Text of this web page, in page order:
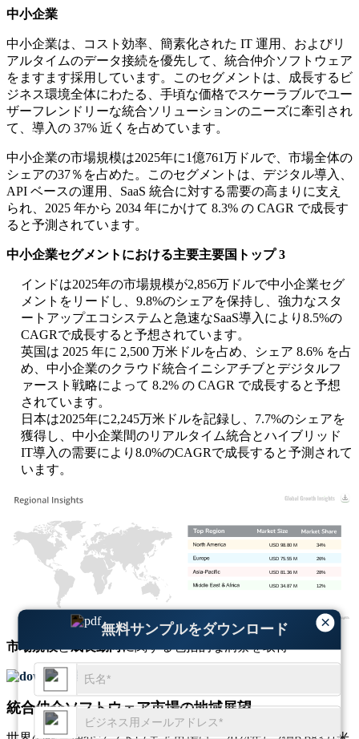
×
無料サンプルをダウンロード
中小企業
中小企業は、コスト効率、簡素化された IT 運用、およびリ
アルタイムのデータ接続を優先して、統合仲介ソフトウェア
をますます採用しています。このセグメントは、成長するビ
ジネス環境全体にわたる、手頃な価格でスケーラブルでユー
ザーフレンドリーな統合ソリューションのニーズに牽引され
て、導入の 37% 近くを占めています。
中小企業の市場規模は2025年に1億761万ドルで、市場全体の
シェアの37％を占めた。このセグメントは、デジタル導入、
API ベースの運用、SaaS 統合に対する需要の高まりに支え
られ、2025 年から 2034 年にかけて 8.3% の CAGR で成長す
ると予測されています。
中小企業セグメントにおける主要主要国トップ 3
インドは2025年の市場規模が2,856万ドルで中小企業セグ
メントをリードし、9.8%のシェアを保持し、強力なスタ
ートアップエコシステムと急速なSaaS導入により8.5%の
CAGRで成長すると予想されています。
英国は 2025 年に 2,500 万米ドルを占め、シェア 8.6% を占
め、中小企業のクラウド統合イニシアチブとデジタルフ
ァースト戦略によって 8.2% の CAGR で成長すると予想
されています。
日本は2025年に2,245万米ドルを記録し、7.7%のシェアを
獲得し、中小企業間のリアルタイム統合とハイブリッド
IT導入の需要により8.0%のCAGRで成長すると予測されて
います。
12%
USD 34.87 M
28%
USD 81.36 M
26%
USD 75.55 M
34%
USD 98.80 M
市場規模と成長動向に関する包括的な洞察を取得
無料サンプルをダウンロード
統合仲介ソフトウェア市場の地域展望